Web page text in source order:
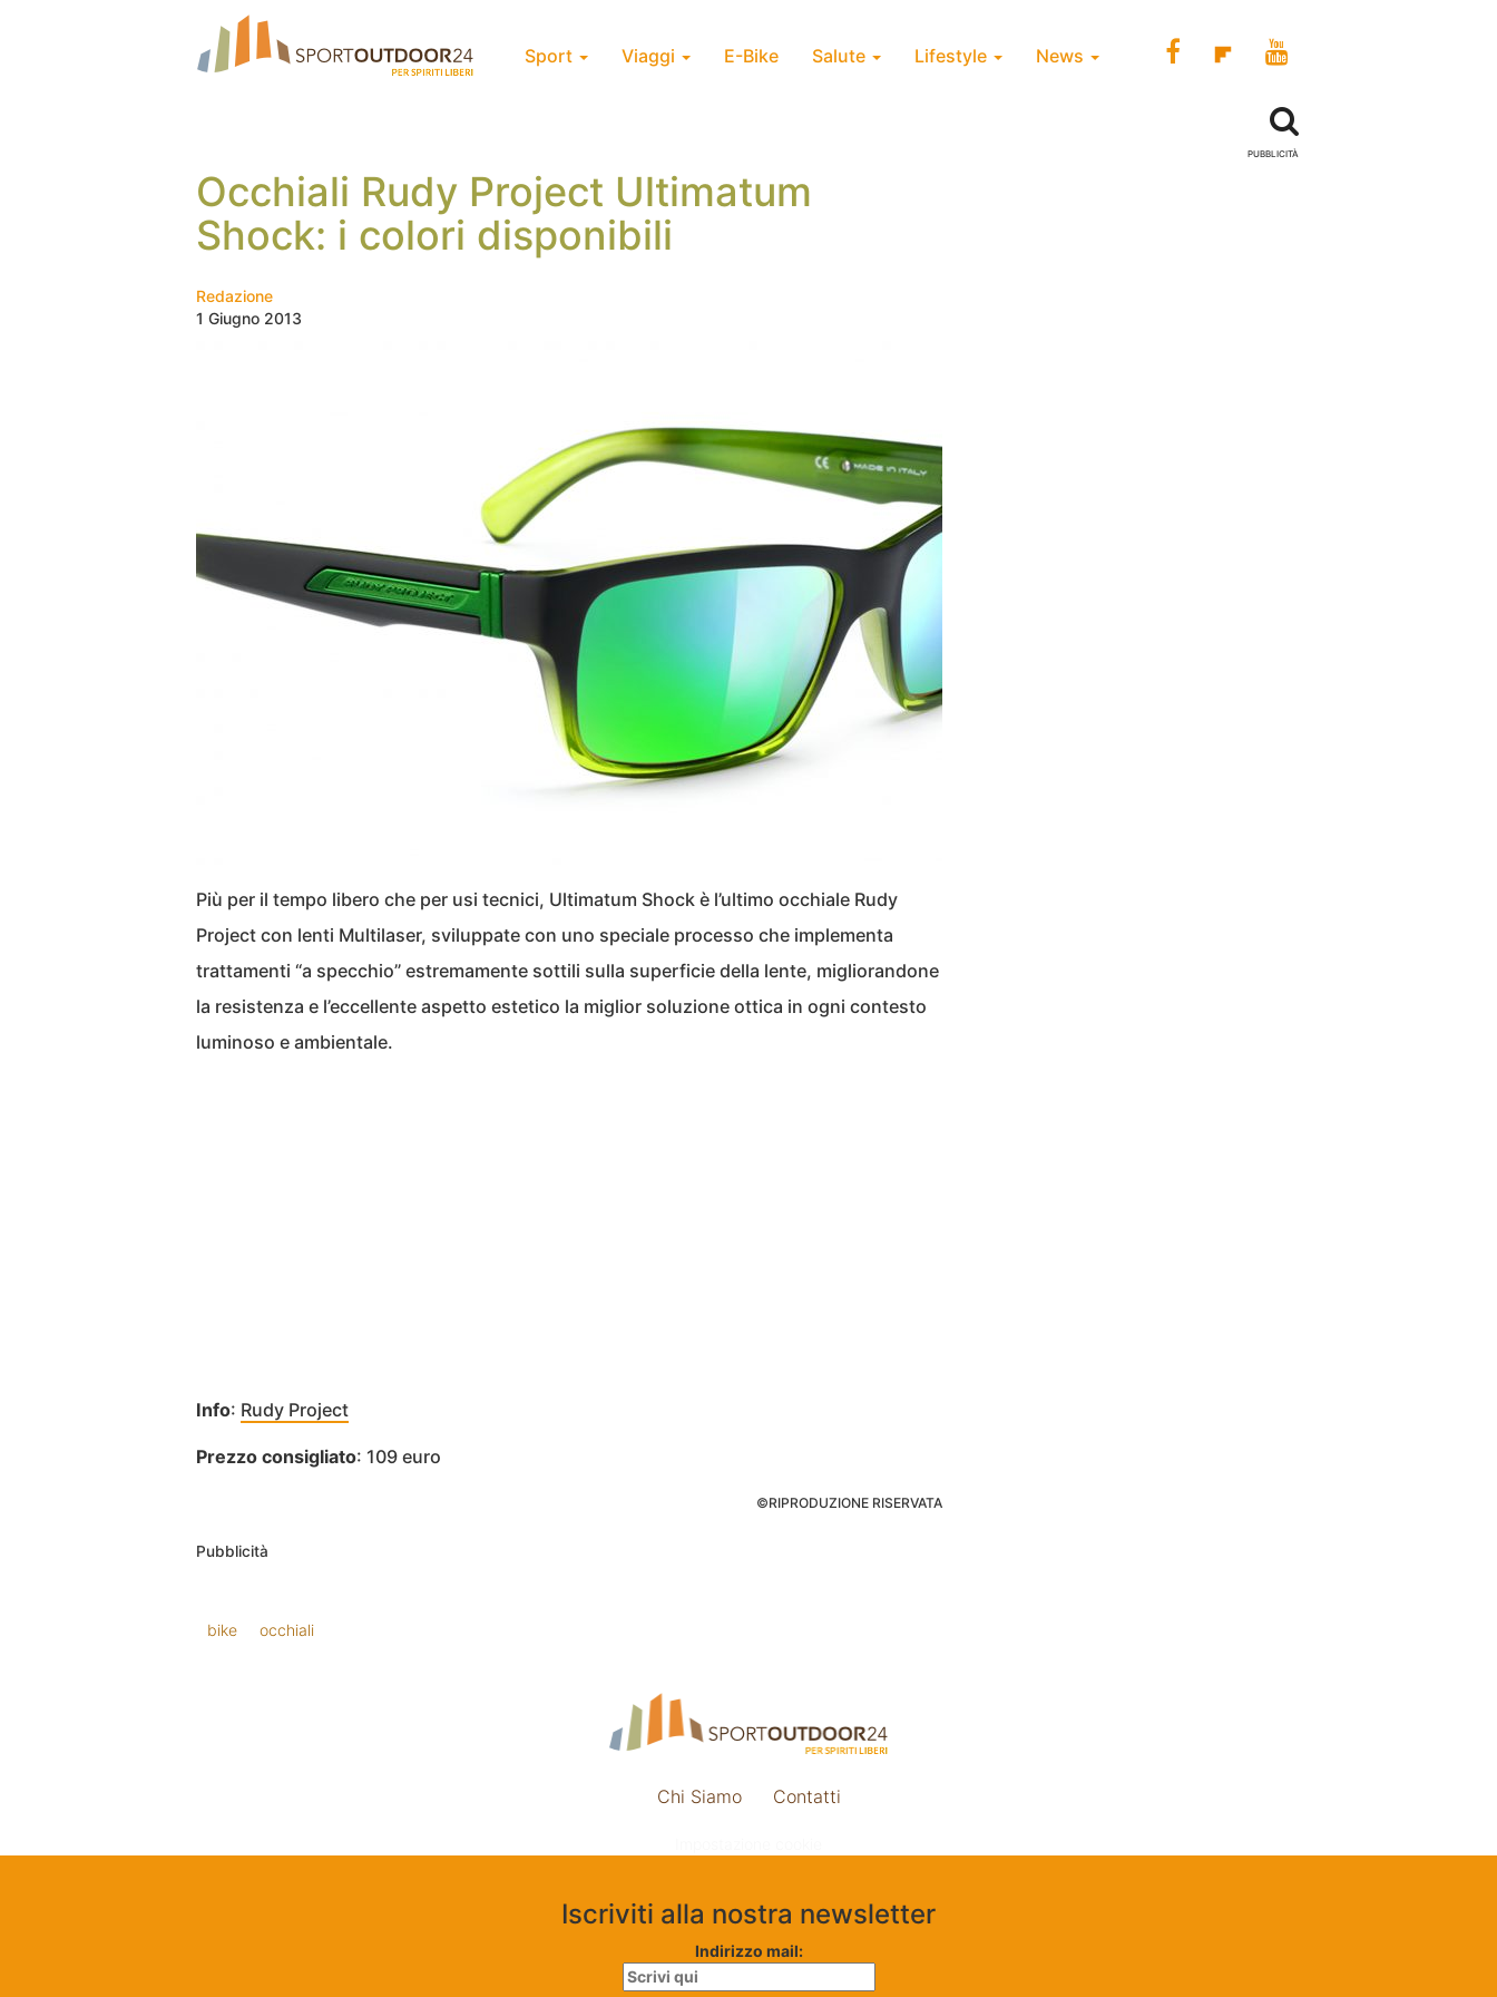
Sport Viaggi E-Bike Salute Lifestyle News
Occhiali Rudy Project Ultimatum
Shock: i colori disponibili
Redazione
1 Giugno 2013
Più per il tempo libero che per usi tecnici, Ultimatum Shock è l’ultimo occhiale Rudy
Project con lenti Multilaser, sviluppate con uno speciale processo che implementa
trattamenti “a specchio” estremamente sottili sulla superficie della lente, migliorandone
la resistenza e l’eccellente aspetto estetico la miglior soluzione ottica in ogni contesto
luminoso e ambientale.
Info: Rudy Project
Prezzo consigliato: 109 euro
©RIPRODUZIONE RISERVATA
Pubblicità
bike occhiali
PUBBLICITÀ
Chi Siamo Contatti
Iscriviti alla nostra newsletter
Indirizzo mail: